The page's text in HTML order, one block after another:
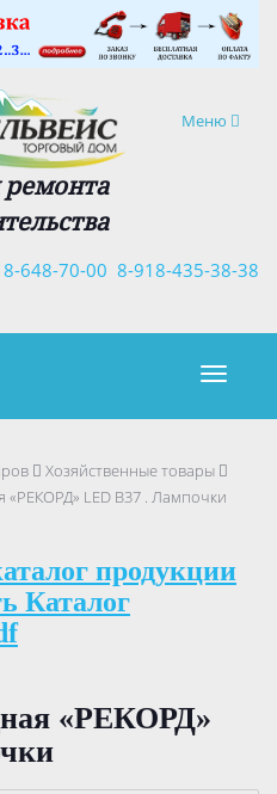
Навигация
Меню
ремонта
8-918-435-38-38
648-70-00
×
Хозяйственные товары
«РЕКОРД» LED В37 . Лампочки
продукции
Каталог
«РЕКОРД»